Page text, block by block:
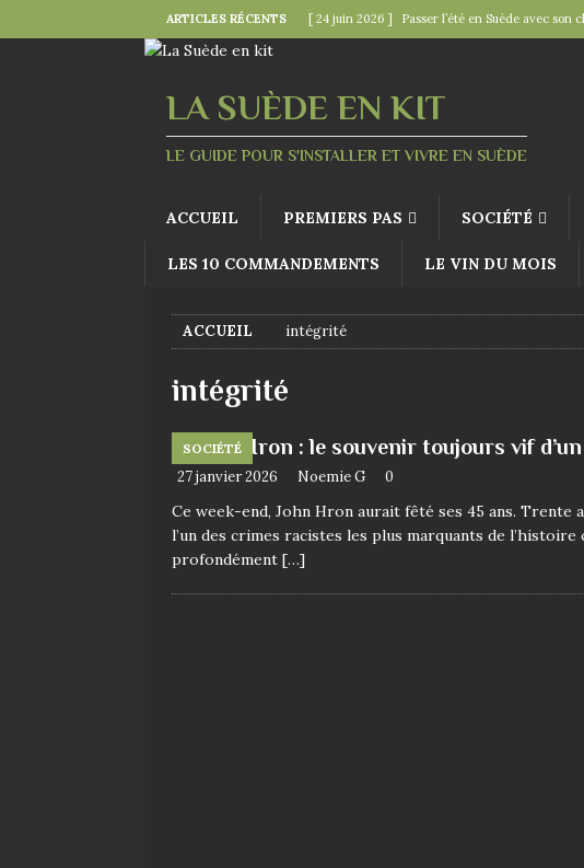
ARTICLES RÉCENTS [ 24 juin 2026 ] Passer l’été en Suède avec son
[ 18 juin 2026 ] Midsommar — la fête suédoise
Le rire s’invite à table : « Venez
LA SUÈDE EN KIT
LE GUIDE POUR S'INSTALLER ET VIVRE EN SUÈDE
ACCUEIL PREMIERS PAS SOCIÉTÉ
LES 10 COMMANDEMENTS LE VIN DU MOIS
ACCUEIL intégrité
intégrité
SOCIÉTÉ
John Hron : le souvenir toujours vif
27 janvier 2026 Noemie G 0
Ce week-end, John Hron aurait fêté ses 45 ans. Trente
l’un des crimes racistes les plus marquants de
profondément […]